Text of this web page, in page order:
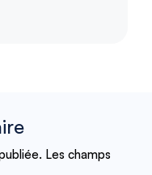
Les champs